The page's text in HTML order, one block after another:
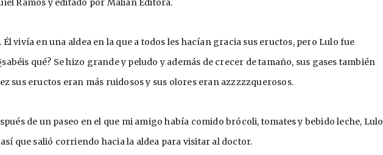
Ramos y editado por Malian Editora.
vivía en una aldea en la que a todos les hacían gracia sus eructos, pero Lulo fue
qué? Se hizo grande y peludo y además de crecer de tamaño, sus gases también
sus eructos eran más ruidosos y sus olores eran azzzzzquerosos.
de un paseo en el que mi amigo había comido brócoli, tomates y bebido leche, Lulo
que salió corriendo hacia la aldea para visitar al doctor.